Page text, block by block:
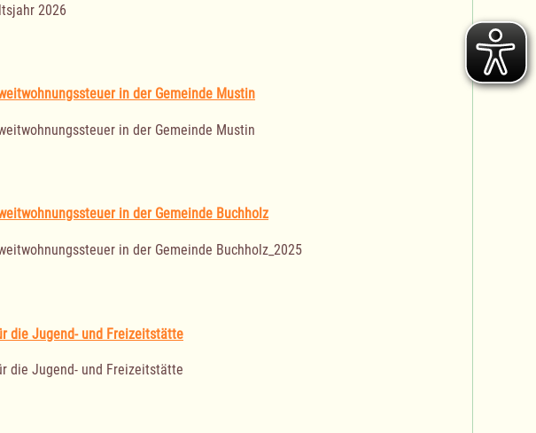
2026
in der Gemeinde Mustin
in der Gemeinde Mustin
in der Gemeinde Buchholz
in der Gemeinde Buchholz_2025
die Jugend- und Freizeitstätte
die Jugend- und Freizeitstätte